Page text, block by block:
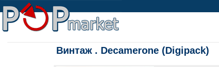
Винтаж . Decamerone (Digipack)